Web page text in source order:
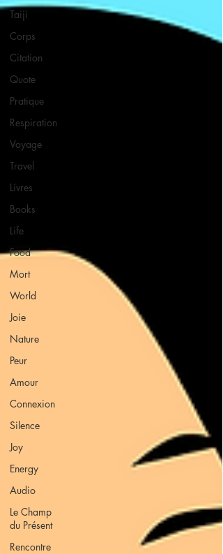
Taiji
Corps
Citation
Quote
Pratique
Respiration
Voyage
Travel
Livres
Books
Life
Food
Mort
World
Joie
Nature
Peur
Amour
Connexion
Silence
Joy
Energy
Audio
Le Champ
du Présent
Rencontre